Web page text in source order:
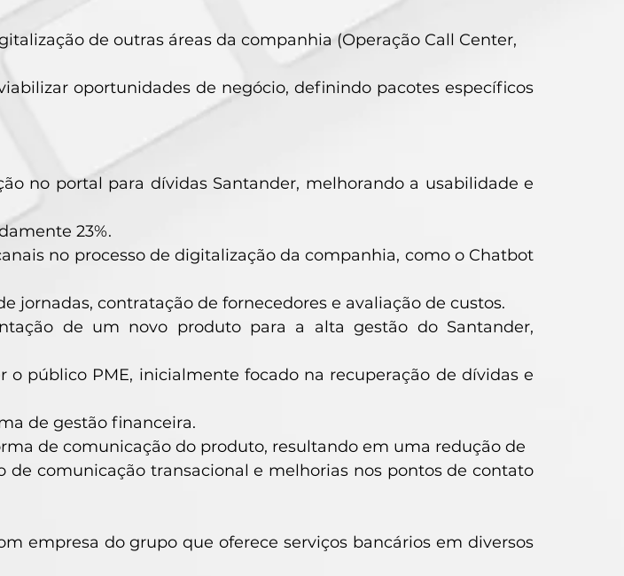
de outras áreas da companhia (Operação Call Center,
oportunidades de negócio, definindo pacotes específicos
no portal para dívidas Santander, melhorando a usabilidade e
23%.
no processo de digitalização da companhia, como o Chatbot
jornadas, contratação de fornecedores e avaliação de custos.
de um novo produto para a alta gestão do Santander,
o público PME, inicialmente focado na recuperação de dívidas e
de gestão financeira.
de comunicação do produto, resultando em uma redução de
de comunicação transacional e melhorias nos pontos de contato
empresa do grupo que oferece serviços bancários em diversos